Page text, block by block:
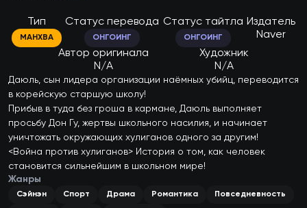
Даюль, сын лидера организации наёмных убийц, переводится
в корейскую старшую школу!
Прибыв в туда без гроша в кармане, Даюль выполняет
просьбу Дон Гу, жертвы школьного насилия, и начинает
уничтожать окружающих хулиганов одного за другим!
<Война против хулиганов> История о том, как человек
становится сильнейшим в школьном мире!
Жанры
Сэйнэн Спорт Драма Романтика Повседневность
Тип
МАНХВА
Статус перевода
ОНГОИНГ
Статус тайтла
ОНГОИНГ
Издатель
Naver
Автор оригинала
N/A
Художник
N/A